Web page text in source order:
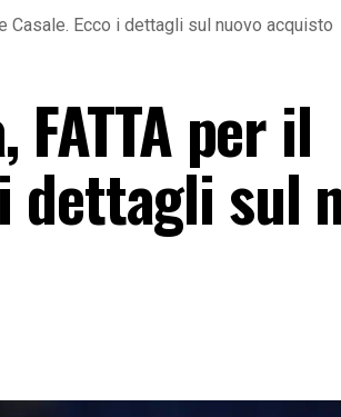
Casale. Ecco i dettagli sul nuovo acquisto
per il
dettagli sul